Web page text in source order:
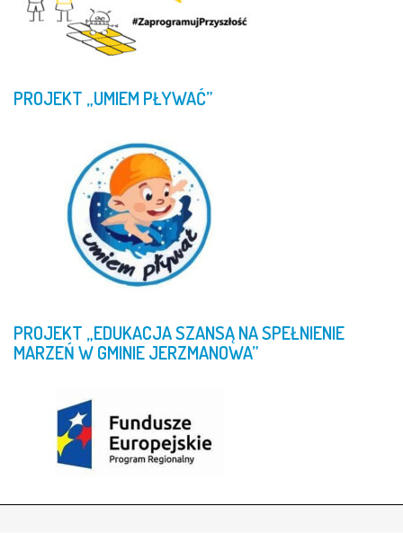
PROJEKT „UMIEMPŁYWAĆ”
PROJEKT „EDUKACJASZANSĄNASPEŁNIENIE
MARZEŃWGMINIEJERZMANOWA”